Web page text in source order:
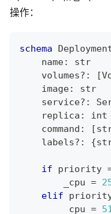
操作：
schema
    name
:
str
    volumes
? : [
    image
:
str
    service
? :
    replica
: int
    command
: [
    labels
? : {
if priority
        _cpu
=
elif
        _cpu
=